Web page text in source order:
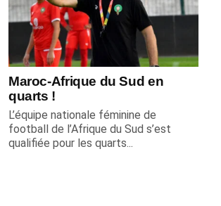
Maroc-Afrique du Sud en
quarts !
L’équipe nationale féminine de
football de l’Afrique du Sud s’est
qualifiée pour les quarts...